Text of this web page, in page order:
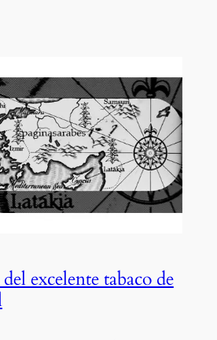
excelente tabaco de